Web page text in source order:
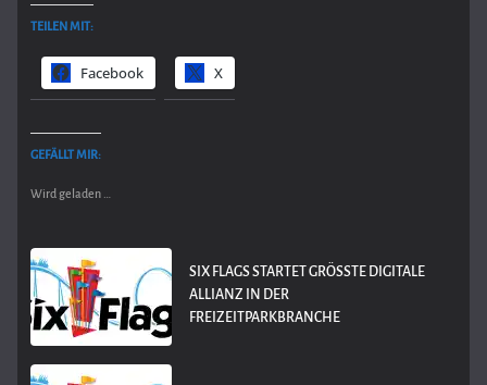
TEILEN MIT:
Facebook X
GEFÄLLT MIR:
Wird geladen …
SIX FLAGS STARTET GRÖSSTE DIGITALE A
LLIANZ IN DER F
REIZEITPARKBRANCHE